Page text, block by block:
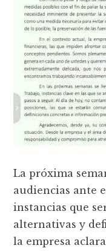
La próxima
audiencias ante
instancias que
alternativas y
la empresa